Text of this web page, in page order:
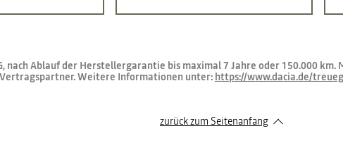
nach Ablauf der Herstellergarantie bis maximal 7 Jahre oder 150.000
Weitere Informationen unter: https://www.dacia.de/
zurück zum Seitenanfang